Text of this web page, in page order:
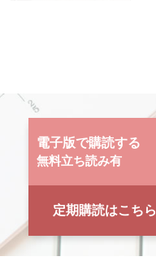
電子版で購読する
無料立ち読み有
定期購読はこちら